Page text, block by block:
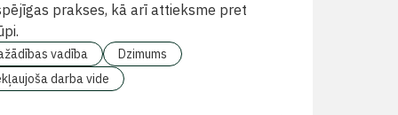
prakses, kā arī attieksme pret
vadība
Dzimums
darba vide